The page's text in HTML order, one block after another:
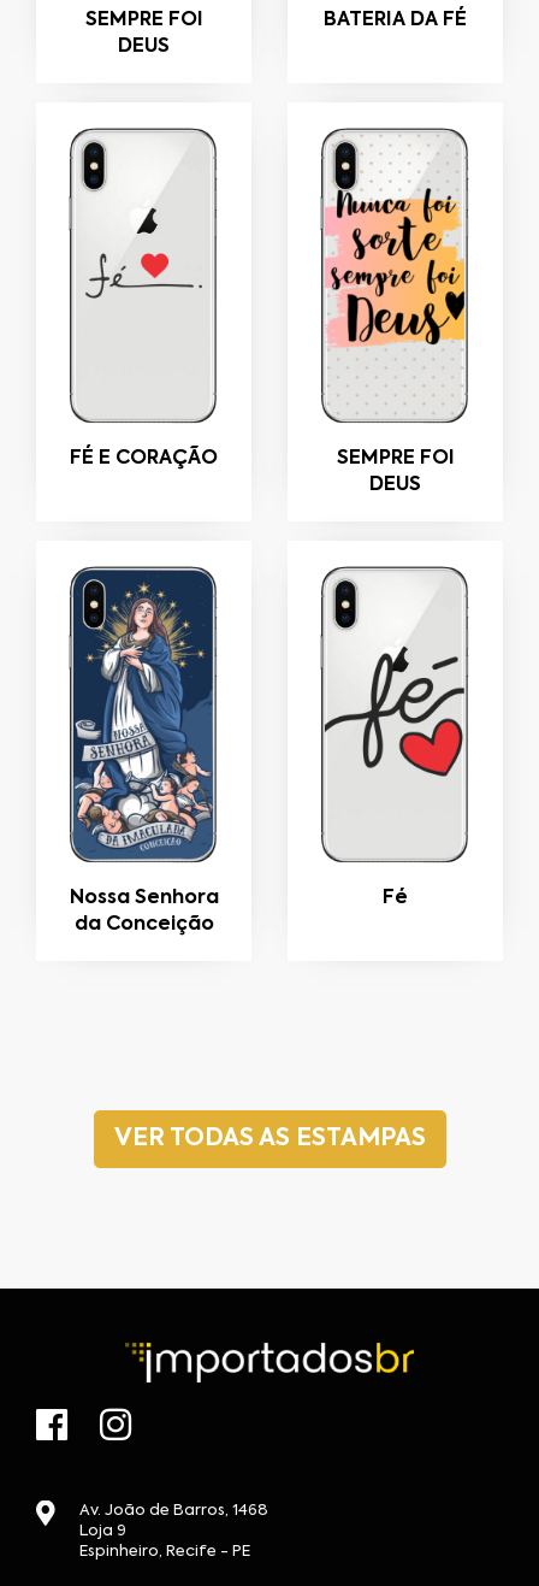
SEMPRE FOI
DEUS
BATERIA DA FÉ
FÉ E CORAÇÃO
SEMPRE FOI
DEUS
Nossa Senhora
da Conceição
Fé
VER TODAS AS ESTAMPAS
Av. João de Barros, 1468
Loja 9
Espinheiro, Recife - PE